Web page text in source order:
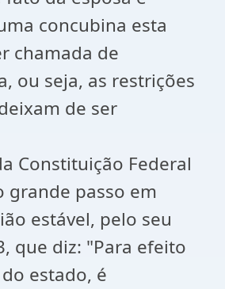
concubina esta
chamada de
ou seja, as restrições
de ser
Constituição Federal
grande passo em
estável, pelo seu
que diz: "Para efeito
estado, é